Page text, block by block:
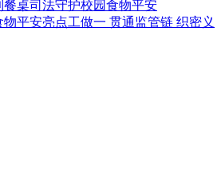
餐桌司法守护校园食物平安
物平安亮点工做一 贯通监管链 织密义